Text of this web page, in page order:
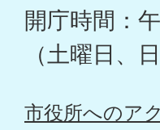
開庁時間：
（土曜日、
市役所へのア